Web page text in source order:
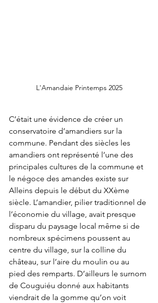
L'Amandaie Printemps 2025
C’était une évidence de créer un
conservatoire d’amandiers sur la
commune. Pendant des siècles les
amandiers ont représenté l’une des
principales cultures de la commune et
le négoce des amandes existe sur
Alleins depuis le début du XXème
siècle. L’amandier, pilier traditionnel de
l’économie du village, avait presque
disparu du paysage local même si de
nombreux spécimens poussent au
centre du village, sur la colline du
château, sur l’aire du moulin ou au
pied des remparts. D’ailleurs le surnom
de Couguiéu donné aux habitants
viendrait de la gomme qu’on voit